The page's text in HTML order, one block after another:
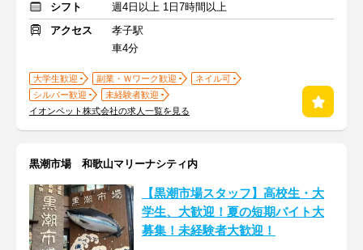
シフト
週4日以上 1日7時間以上
アクセス
孝子駅
車4分
大学生歓迎 副業・Ｗワーク歓迎
ネイル可
シルバー歓迎
未経験者歓迎
イオンペット株式会社の求人一覧を見る
黒潮市場 和歌山マリーナシティ内
【黒潮市場スタッフ】高校生・大
学生、大歓迎！夏の短期バイト大
募集！未経験者大歓迎！